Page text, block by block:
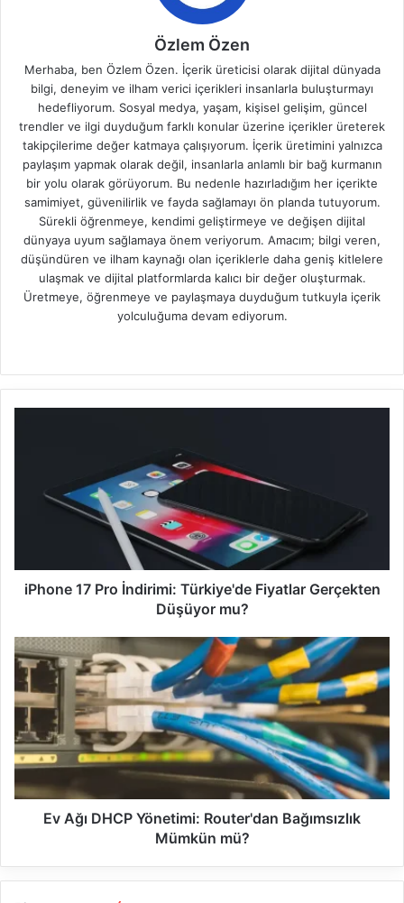
Özlem Özen
Merhaba, ben Özlem Özen. İçerik üreticisi olarak dijital dünyada
bilgi, deneyim ve ilham verici içerikleri insanlarla buluşturmayı
hedefliyorum. Sosyal medya, yaşam, kişisel gelişim, güncel
trendler ve ilgi duyduğum farklı konular üzerine içerikler üreterek
takipçilerime değer katmaya çalışıyorum. İçerik üretimini yalnızca
paylaşım yapmak olarak değil, insanlarla anlamlı bir bağ kurmanın
bir yolu olarak görüyorum. Bu nedenle hazırladığım her içerikte
samimiyet, güvenilirlik ve fayda sağlamayı ön planda tutuyorum.
Sürekli öğrenmeye, kendimi geliştirmeye ve değişen dijital
dünyaya uyum sağlamaya önem veriyorum. Amacım; bilgi veren,
düşündüren ve ilham kaynağı olan içeriklerle daha geniş kitlelere
ulaşmak ve dijital platformlarda kalıcı bir değer oluşturmak.
Üretmeye, öğrenmeye ve paylaşmaya duyduğum tutkuyla içerik
yolculuğuma devam ediyorum.
b
s
e
i
iPhone 17 Pro İndirimi: Türkiye'de Fiyatlar Gerçekten
Düşüyor mu?
Ev Ağı DHCP Yönetimi: Router'dan Bağımsızlık
Mümkün mü?